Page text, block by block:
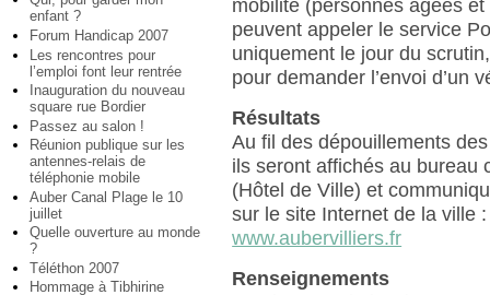
enfant ?
Forum Handicap 2007
Les rencontres pour
l’emploi font leur rentrée
Inauguration du nouveau
square rue Bordier
Passez au salon !
Réunion publique sur les
antennes-relais de
téléphonie mobile
Auber Canal Plage le 10
juillet
Quelle ouverture au monde
?
Téléthon 2007
Hommage à Tibhirine
mobilité (personnes âgées
peuvent appeler le service
uniquement le jour du scrutin,
pour demander l’envoi d’un
Résultats
Au fil des dépouillements
ils seront affichés au bureau
(Hôtel de Ville) et
sur le site Internet de la ville :
www.aubervilliers.fr
Renseignements